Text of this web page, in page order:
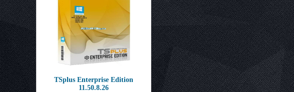
TSplus Enterprise Edition
11.50.8.26